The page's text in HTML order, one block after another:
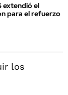
extendió el
para el refuerzo
los